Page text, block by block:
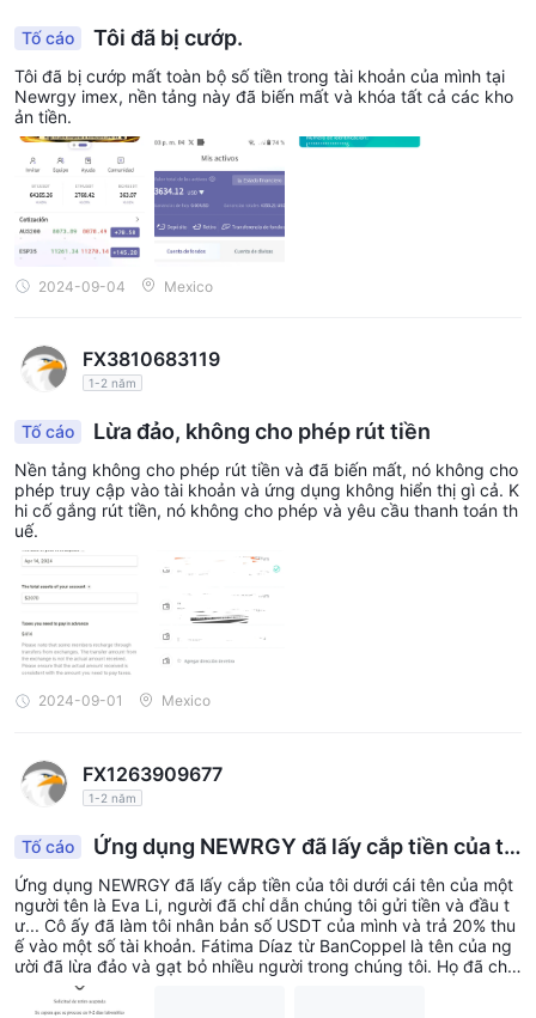
Tố cáo Tôi đã bị cướp.
Tôi đã bị cướp mất toàn bộ số tiền trong tài khoản của mình tại
Newrgy imex, nền tảng này đã biến mất và khóa tất cả các kho
ản tiền.
2024-09-04 Mexico
FX3810683119
1-2 năm
Tố cáo Lừa đảo, không cho phép rút tiền
Nền tảng không cho phép rút tiền và đã biến mất, nó không cho
phép truy cập vào tài khoản và ứng dụng không hiển thị gì cả. K
hi cố gắng rút tiền, nó không cho phép và yêu cầu thanh toán th
uế.
2024-09-01 Mexico
FX1263909677
1-2 năm
Tố cáo
Ứng dụng NEWRGY đã lấy cắp tiền của tô
iỨng dụng NEWRGY đã lấy cắp tiền của tôi dưới cái tên của một
người tên là Eva Li, người đã chỉ dẫn chúng tôi gửi tiền và đầu t
ư... Cô ấy đã làm tôi nhân bản số USDT của mình và trả 20% thu
ế vào một số tài khoản. Fátima Díaz từ BanCoppel là tên của ng
ười đã lừa đảo và gạt bỏ nhiều người trong chúng tôi. Họ đã chặ
n ứng dụng với số tiền chúng tôi có, và chúng tôi không thể rút ti
ền. Chúng tôi cần ai đó hỗ trợ và giúp chúng tôi lấy lại tiền. Tôi đ